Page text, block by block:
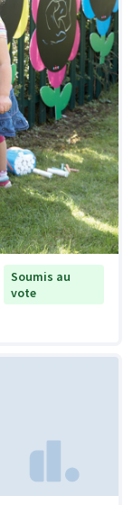
Soumis au
vote